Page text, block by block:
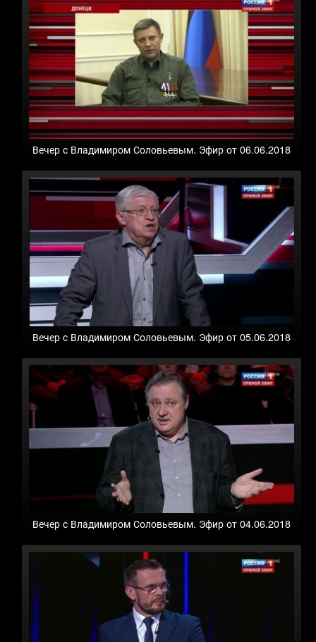
Вечер с Владимиром Соловьевым. Эфир от 06.06.2018
Вечер с Владимиром Соловьевым. Эфир от 05.06.2018
Вечер с Владимиром Соловьевым. Эфир от 04.06.2018